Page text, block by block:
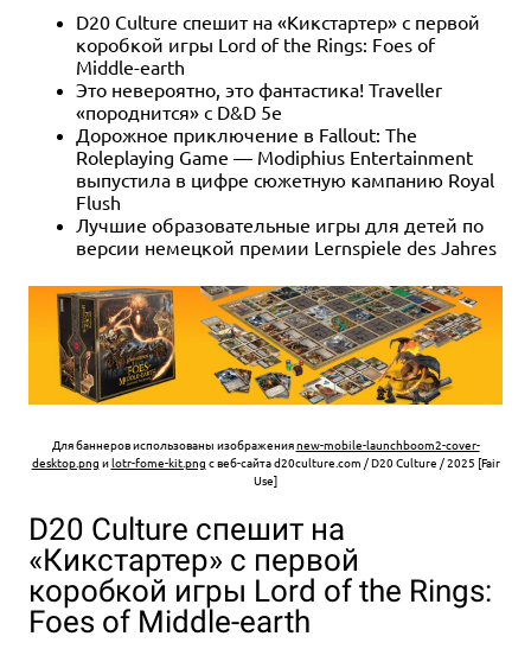
D20 Culture спешит на «Кикстартер» с первой
коробкой игры Lord of the Rings: Foes of
Middle-earth
Это невероятно, это фантастика! Traveller
«породнится» с D&D 5e
Дорожное приключение в Fallout: The
Roleplaying Game — Modiphius Entertainment
выпустила в цифре сюжетную кампанию Royal
Flush
Лучшие образовательные игры для детей по
версии немецкой премии Lernspiele des Jahres
Для баннеров использованы изображенияnew-mobile-launchboom2-cover-
desktop.png иlotr-fome-kit.png с веб-сайта d20culture.com / D20 Culture / 2025 [Fair
Use]
D20 Culture спешит на
«Кикстартер» с первой
коробкой игры Lord of the Rings:
Foes of Middle-earth